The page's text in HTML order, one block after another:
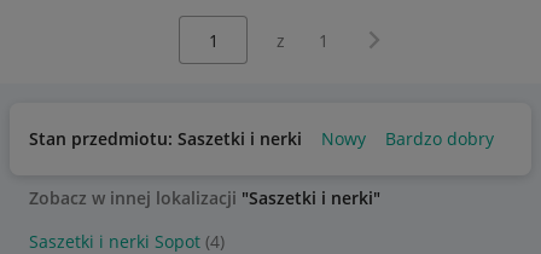
z 1 Następna strona
Stan przedmiotu: Saszetki i nerki Nowy Bardzo dobry
Zobacz w innej lokalizacji "Saszetki i nerki"
Saszetki i nerki Sopot (4)